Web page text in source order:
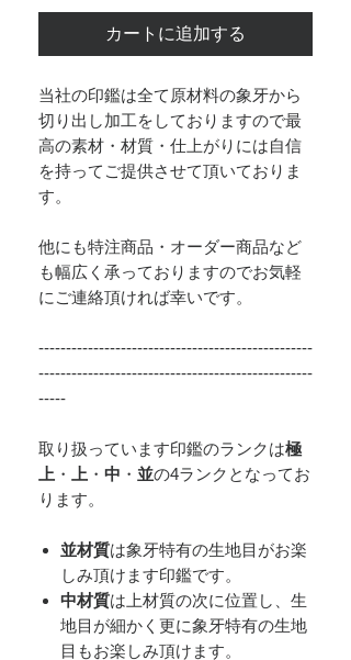
カートに追加する
当社の印鑑は全て原材料の象牙から
切り出し加工をしておりますので最
高の素材・材質・仕上がりには自信
を持ってご提供させて頂いておりま
す。
他にも特注商品・オーダー商品など
も幅広く承っておりますのでお気軽
にご連絡頂ければ幸いです。
--------------------------------------------------
--------------------------------------------------
-----
取り扱っています印鑑のランクは極
上 ・ 上 ・ 中 ・ 並の4ランクとなってお
ります。
並材質は象牙特有の生地目がお楽
しみ頂けます印鑑です。
中材質は上材質の次に位置し、生
地目が細かく更に象牙特有の生地
目もお楽しみ頂けます。